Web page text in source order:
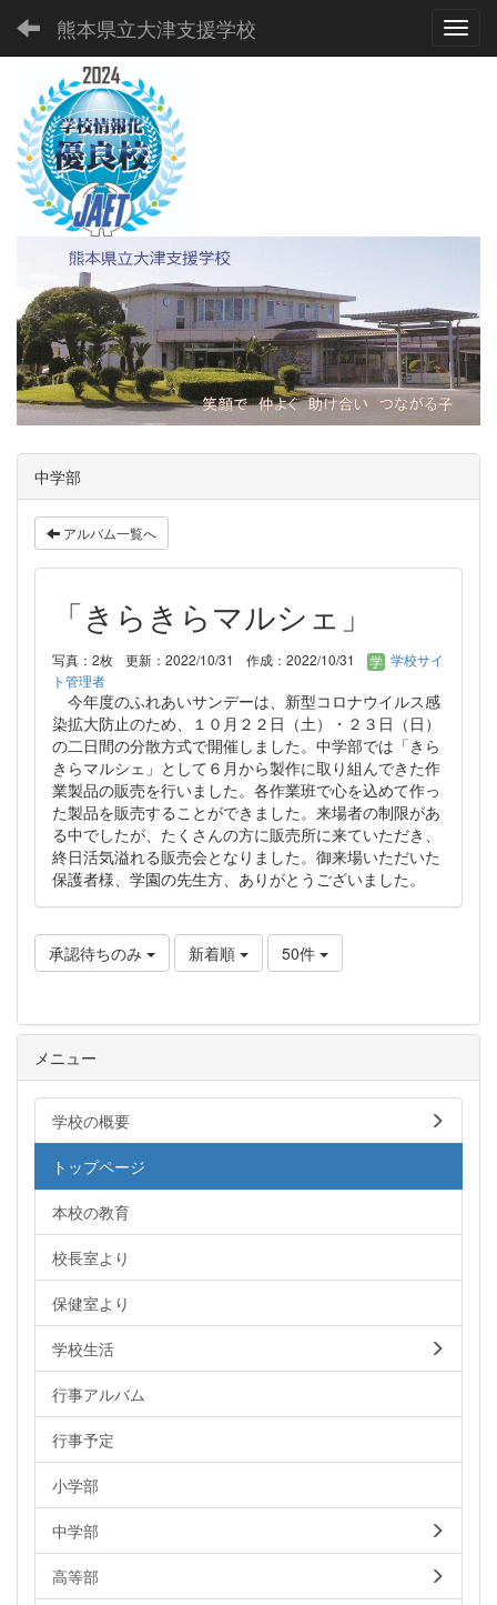
熊本県立大津支援学校
中学部
アルバム一覧へ
「きらきらマルシェ」
写真：2枚 更新：2022/10/31 作成：2022/10/31
学校サイ
ト管理者
今年度のふれあいサンデーは、新型コロナウイルス感
染拡大防止のため、１０月２２日（土）・２３日（日）
の二日間の分散方式で開催しました。中学部では「きら
きらマルシェ」として６月から製作に取り組んできた作
業製品の販売を行いました。各作業班で心を込めて作っ
た製品を販売することができました。来場者の制限があ
る中でしたが、たくさんの方に販売所に来ていただき、
終日活気溢れる販売会となりました。御来場いただいた
保護者様、学園の先生方、ありがとうございました。
承認待ちのみ 新着順 50件
メニュー
学校の概要
トップページ
本校の教育
校長室より
保健室より
学校生活
行事アルバム
行事予定
小学部
中学部
高等部